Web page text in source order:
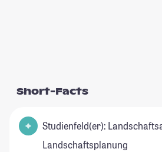
Short-Facts
Studienfeld(er):
Landschaftsplanung